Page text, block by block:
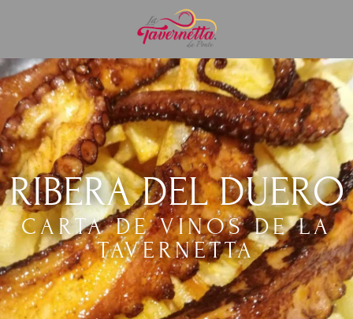
RIBERA DEL DUERO
CARTA DE VINOS DE LA
TAVERNETTA